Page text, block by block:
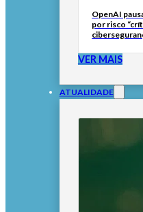
OpenAI
por risco
VER MAIS
ATUALIDADE